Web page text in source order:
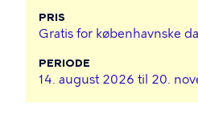
PRIS
Gratis for københavnske
PERIODE
14. august 2026 til 20.